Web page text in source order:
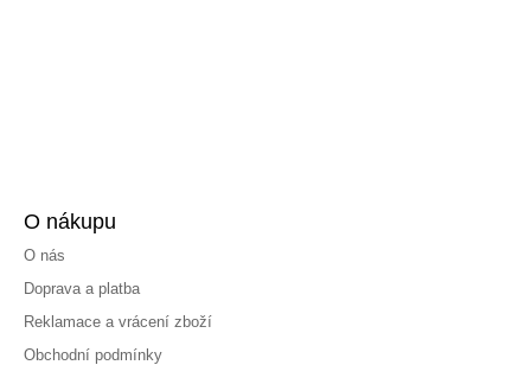
O nákupu
O nás
Doprava a platba
Reklamace a vrácení zboží
Obchodní podmínky